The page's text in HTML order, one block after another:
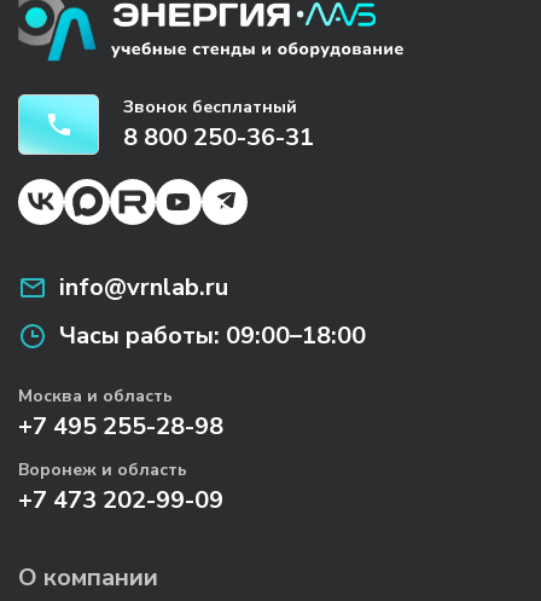
Звонок бесплатный
8 800 250-36-31
info@vrnlab.ru
Часы работы: 09:00–18:00
Москва и область
+7 495 255-28-98
Воронеж и область
+7 473 202-99-09
О компании